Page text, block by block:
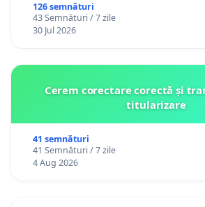
126 semnături
43 Semnături / 7 zile
30 Jul 2026
Cerem corectare corectă și
titularizare
41 semnături
41 Semnături / 7 zile
4 Aug 2026